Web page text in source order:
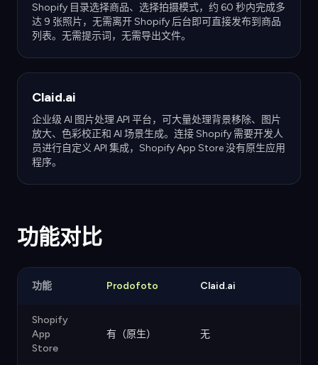
Shopify 目录选择商品、选择拍摄模式，约 60 秒内完成多
达 9 张照片，无需离开 Shopify 后台即可直接发布到商品
列表。无需提示词，无需导出文件。
Claid.ai
企业级 AI 图片处理 API 平台，可大量处理背景移除、图片
放大、色彩校正和 AI 场景生成。连接 Shopify 需要开发人
员进行自定义 API 集成，Shopify App Store 没有原生应用
程序。
功能对比
功能 Prodofoto Claid.ai
Shopify
App
Store
有（原生） 无